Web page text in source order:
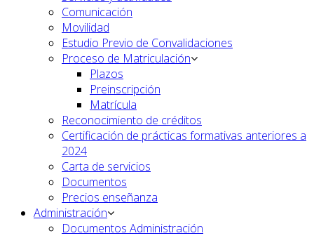
Comunicación
Movilidad
Estudio Previo de Convalidaciones
Proceso de Matriculación
Plazos
Preinscripción
Matrícula
Reconocimiento de créditos
Certificación de prácticas formativas anteriores a
2024
Carta de servicios
Documentos
Precios enseñanza
Administración
Documentos Administración